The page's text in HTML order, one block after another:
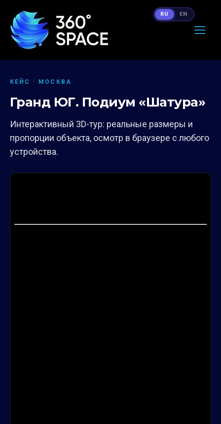
КЕЙС · МОСКВА
Гранд ЮГ. Подиум «Шатура»
Интерактивный 3D-тур: реальные размеры и
пропорции объекта, осмотр в браузере с любого
устройства.
RU EN